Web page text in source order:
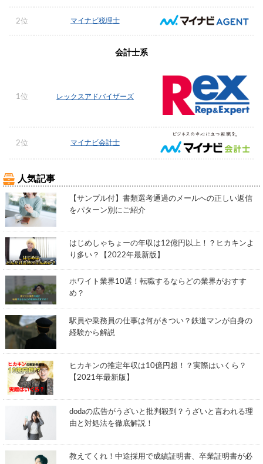
2位 マイナビ税理士
会計士系
1位 レックスアドバイザーズ
2位 マイナビ会計士
人気記事
【サンプル付】書類選考通過のメールへの正しい返信
をパターン別にご紹介
はじめしゃちょーの年収は12億円以上！？ヒカキンよ
り多い？【2022年最新版】
ホワイト業界10選！転職するならどの業界がおすす
め？
駅員や乗務員の仕事は何がきつい？鉄道マンが自身の
経験から解説
ヒカキンの推定年収は10億円超！？実際はいくら？
【2021年最新版】
dodaの広告がうざいと批判殺到？うざいと言われる理
由と対処法を徹底解説！
教えてくれ！中途採用で成績証明書、卒業証明書が必